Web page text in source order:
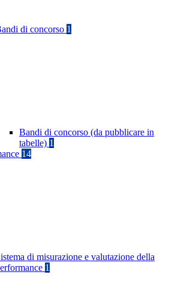
di concorso 1
Bandi di concorso (da pubblicare in
tabelle) 1
14
di misurazione e valutazione della
1